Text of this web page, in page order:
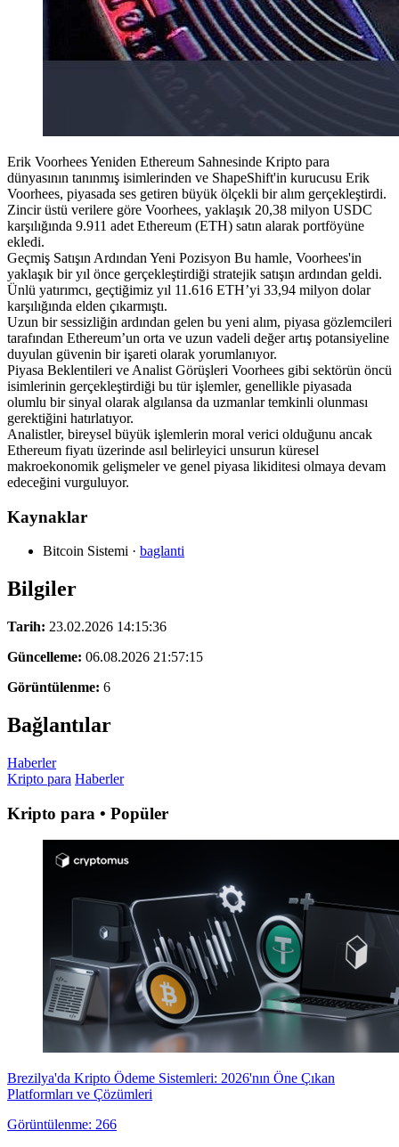
Erik Voorhees Yeniden Ethereum Sahnesinde Kripto para
dünyasının tanınmış isimlerinden ve ShapeShift'in kurucusu Erik
Voorhees, piyasada ses getiren büyük ölçekli bir alım gerçekleştirdi.
Zincir üstü verilere göre Voorhees, yaklaşık 20,38 milyon USDC
karşılığında 9.911 adet Ethereum (ETH) satın alarak portföyüne
ekledi.
Geçmiş Satışın Ardından Yeni Pozisyon Bu hamle, Voorhees'in
yaklaşık bir yıl önce gerçekleştirdiği stratejik satışın ardından geldi.
Ünlü yatırımcı, geçtiğimiz yıl 11.616 ETH’yi 33,94 milyon dolar
karşılığında elden çıkarmıştı.
Uzun bir sessizliğin ardından gelen bu yeni alım, piyasa gözlemcileri
tarafından Ethereum’un orta ve uzun vadeli değer artış potansiyeline
duyulan güvenin bir işareti olarak yorumlanıyor.
Piyasa Beklentileri ve Analist Görüşleri Voorhees gibi sektörün öncü
isimlerinin gerçekleştirdiği bu tür işlemler, genellikle piyasada
olumlu bir sinyal olarak algılansa da uzmanlar temkinli olunması
gerektiğini hatırlatıyor.
Analistler, bireysel büyük işlemlerin moral verici olduğunu ancak
Ethereum fiyatı üzerinde asıl belirleyici unsurun küresel
makroekonomik gelişmeler ve genel piyasa likiditesi olmaya devam
edeceğini vurguluyor.
Kaynaklar
Bitcoin Sistemi · baglanti
Bilgiler
Tarih: 23.02.2026 14:15:36
Güncelleme: 06.08.2026 21:57:15
Görüntülenme: 6
Bağlantılar
Haberler
Kripto para Haberler
Kripto para • Popüler
Brezilya'da Kripto Ödeme Sistemleri: 2026'nın Öne Çıkan
Platformları ve Çözümleri
Görüntülenme: 266